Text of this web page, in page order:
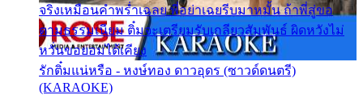
จริงเหมือนคำพร่ำเฉลย พี่อย่าเฉยรีบมาหมั้น ถ้าพี่สู่ขอ
ตามธรรมเนียม ติ๋มจะเตรียมรับเกลียวสัมพันธ์ ผิดหวังไม่
หวั่นขอยอมได้เคียง
รักติ๋มแน่หรือ - หงษ์ทอง ดาวอุดร (ซาวด์ดนตรี)
(KARAOKE)